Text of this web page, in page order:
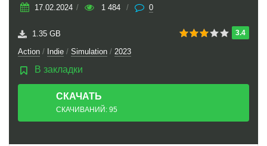
17.02.2024 / 1 484 / 0
3.4
1.35 GB
Action / Indie / Simulation / 2023
В закладки
СКАЧАТЬ
ТОРРЕНТ
СКАЧИВАНИЙ: 95